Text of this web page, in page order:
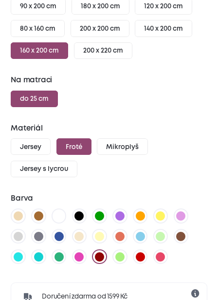
90 x 200 cm 180 x 200 cm 120 x 200 cm
80 x 160 cm 200 x 200 cm 140 x 200 cm
160 x 200 cm 200 x 220 cm
Na matraci
do 25 cm
Materiál
Jersey Froté Mikroplyš
Jersey s lycrou
Barva
Doručení zdarma od 1599 Kč